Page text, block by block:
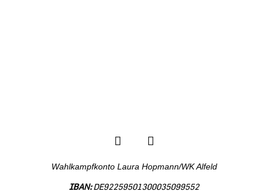
Wahlkampfkonto Laura Hopmann/WK Alfeld
IBAN:DE92259501300035099552